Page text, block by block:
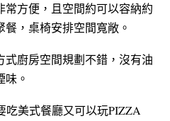
常方便，且空間約可以容納約
，桌椅安排空間寬敞。
式廚房空間規劃不錯，沒有油
味。
吃美式餐廳又可以玩PIZZA